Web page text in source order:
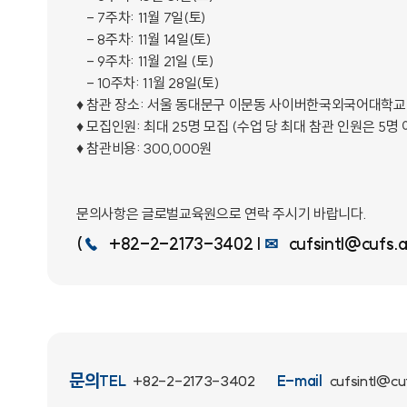
- 7주차: 11월 7일(토)
- 8주차: 11월 14일(토)
- 9주차: 11월 21일 (토)
- 10주차: 11월 28일(토)
♦ 참관 장소: 서울 동대문구 이문동 사이버한국외국어대학교
♦ 모집인원: 최대 25명 모집 (수업 당 최대 참관 인원은 5명
♦ 참관비용: 300,000원
문의사항은 글로벌교육원으로 연락 주시기 바랍니다.
(☎ +82-2-2173-3402 | ✉
문의TEL +82-2-2173-3402 E-mail